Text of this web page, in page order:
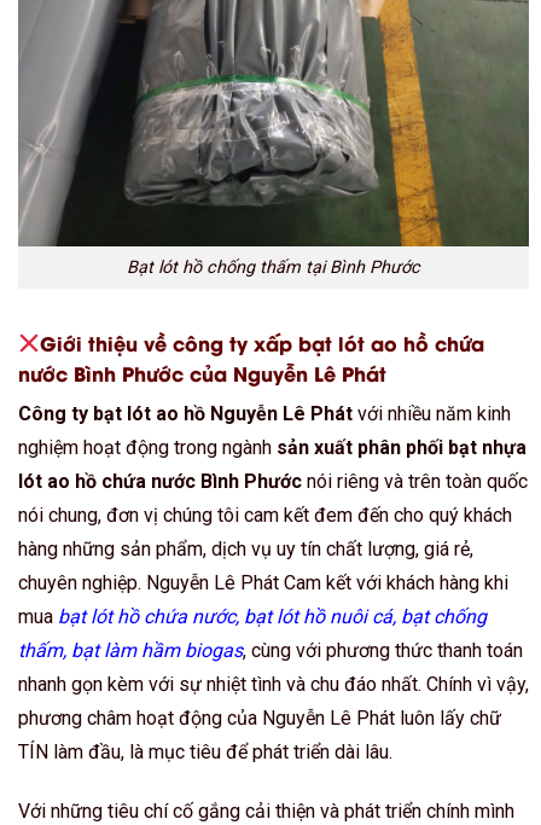
Bạt lót hồ chống thấm tại Bình Phước
Giới thiệu về công ty xấp bạt lót ao hồ chứa
nước Bình Phước của Nguyễn Lê Phát
Công ty bạt lót ao hồ Nguyễn Lê Phát với nhiều năm kinh
nghiệm hoạt động trong ngành sản xuất phân phối bạt nhựa
lót ao hồ chứa nước Bình Phước nói riêng và trên toàn quốc
nói chung, đơn vị chúng tôi cam kết đem đến cho quý khách
hàng những sản phẩm, dịch vụ uy tín chất lượng, giá rẻ,
chuyên nghiệp. Nguyễn Lê Phát Cam kết với khách hàng khi
mua bạt lót hồ chứa nước, bạt lót hồ nuôi cá, bạt chống
thấm, bạt làm hầm biogas, cùng với phương thức thanh toán
nhanh gọn kèm với sự nhiệt tình và chu đáo nhất. Chính vì vậy,
phương châm hoạt động của Nguyễn Lê Phát luôn lấy chữ
TÍN làm đầu, là mục tiêu để phát triển dài lâu.
Với những tiêu chí cố gắng cải thiện và phát triển chính mình